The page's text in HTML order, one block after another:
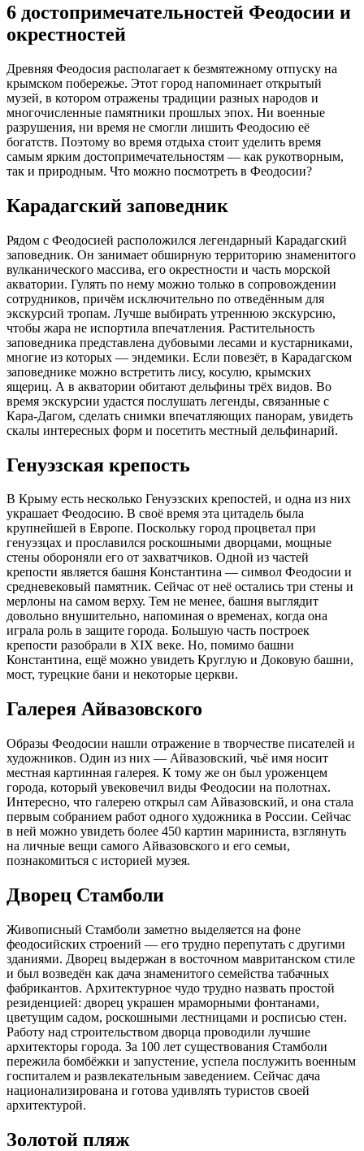
6 достопримечательностей Феодосии и
окрестностей
Древняя Феодосия располагает к безмятежному отпуску на
крымском побережье. Этот город напоминает открытый
музей, в котором отражены традиции разных народов и
многочисленные памятники прошлых эпох. Ни военные
разрушения, ни время не смогли лишить Феодосию её
богатств. Поэтому во время отдыха стоит уделить время
самым ярким достопримечательностям — как рукотворным,
так и природным. Что можно посмотреть в Феодосии?
Карадагский заповедник
Рядом с Феодосией расположился легендарный Карадагский
заповедник. Он занимает обширную территорию знаменитого
вулканического массива, его окрестности и часть морской
акватории. Гулять по нему можно только в сопровождении
сотрудников, причём исключительно по отведённым для
экскурсий тропам. Лучше выбирать утреннюю экскурсию,
чтобы жара не испортила впечатления. Растительность
заповедника представлена дубовыми лесами и кустарниками,
многие из которых — эндемики. Если повезёт, в Карадагском
заповеднике можно встретить лису, косулю, крымских
ящериц. А в акватории обитают дельфины трёх видов. Во
время экскурсии удастся послушать легенды, связанные с
Кара-Дагом, сделать снимки впечатляющих панорам, увидеть
скалы интересных форм и посетить местный дельфинарий.
Генуэзская крепость
В Крыму есть несколько Генуэзских крепостей, и одна из них
украшает Феодосию. В своё время эта цитадель была
крупнейшей в Европе. Поскольку город процветал при
генуэзцах и прославился роскошными дворцами, мощные
стены обороняли его от захватчиков. Одной из частей
крепости является башня Константина — символ Феодосии и
средневековый памятник. Сейчас от неё остались три стены и
мерлоны на самом верху. Тем не менее, башня выглядит
довольно внушительно, напоминая о временах, когда она
играла роль в защите города. Большую часть построек
крепости разобрали в XIX веке. Но, помимо башни
Константина, ещё можно увидеть Круглую и Доковую башни,
мост, турецкие бани и некоторые церкви.
Галерея Айвазовского
Образы Феодосии нашли отражение в творчестве писателей и
художников. Один из них — Айвазовский, чьё имя носит
местная картинная галерея. К тому же он был уроженцем
города, который увековечил виды Феодосии на полотнах.
Интересно, что галерею открыл сам Айвазовский, и она стала
первым собранием работ одного художника в России. Сейчас
в ней можно увидеть более 450 картин мариниста, взглянуть
на личные вещи самого Айвазовского и его семьи,
познакомиться с историей музея.
Дворец Стамболи
Живописный Стамболи заметно выделяется на фоне
феодосийских строений — его трудно перепутать с другими
зданиями. Дворец выдержан в восточном мавританском стиле
и был возведён как дача знаменитого семейства табачных
фабрикантов. Архитектурное чудо трудно назвать простой
резиденцией: дворец украшен мраморными фонтанами,
цветущим садом, роскошными лестницами и росписью стен.
Работу над строительством дворца проводили лучшие
архитекторы города. За 100 лет существования Стамболи
пережила бомбёжки и запустение, успела послужить военным
госпиталем и развлекательным заведением. Сейчас дача
национализирована и готова удивлять туристов своей
архитектурой.
Золотой пляж